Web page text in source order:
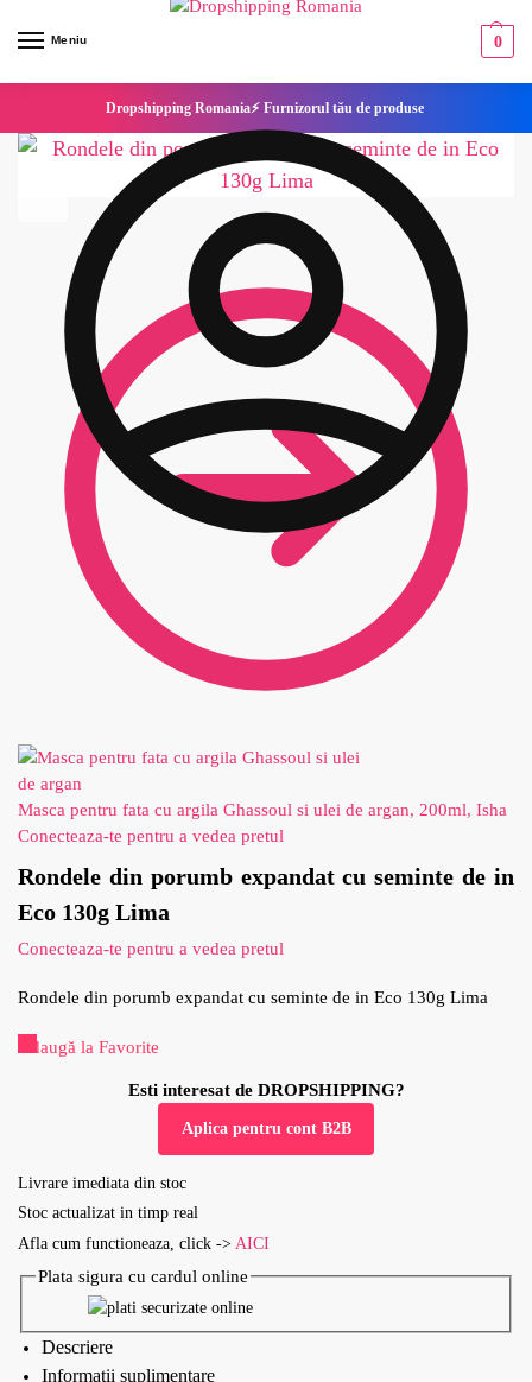
Meniu 0
Dropshipping Romania⚡ Furnizorul tău de produse
Masca pentru fata cu argila Ghassoul si ulei de argan, 200ml, Isha
Conecteaza-te pentru a vedea pretul
Rondele din porumb expandat cu seminte de in
Eco 130g Lima
Conecteaza-te pentru a vedea pretul
Rondele din porumb expandat cu seminte de in Eco 130g Lima
Adaugă la Favorite
Esti interesat de DROPSHIPPING?
Aplica pentru cont B2B
Livrare imediata din stoc
Stoc actualizat in timp real
Afla cum functioneaza, click -> AICI
Plata sigura cu cardul online
Descriere
Informații suplimentare